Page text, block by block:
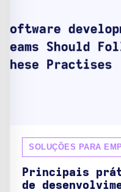
SOLUÇÕES PARA
Principais
de